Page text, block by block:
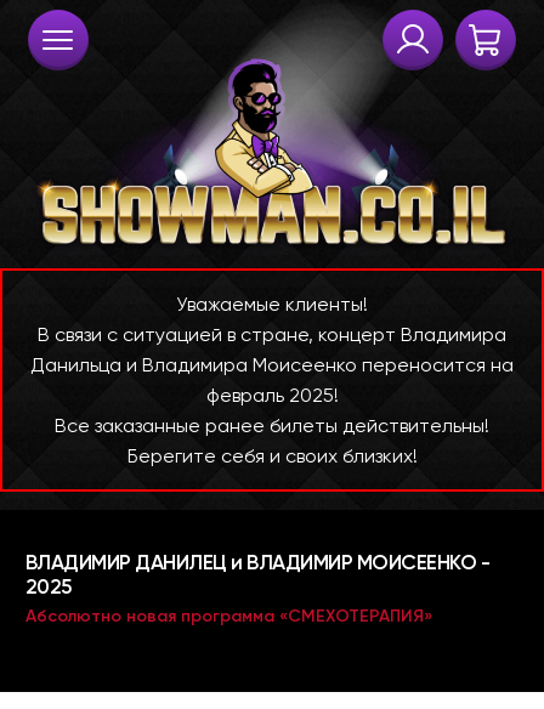
Уважаемые клиенты!
В связи с ситуацией в стране, концерт Владимира
Данильца и Владимира Моисеенко переносится на
февраль 2025!
Все заказанные ранее билеты действительны!
Берегите себя и своих близких!